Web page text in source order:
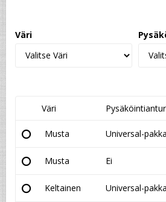
Väri
Väri
Musta Universal-
Musta Ei
Keltainen Universal-